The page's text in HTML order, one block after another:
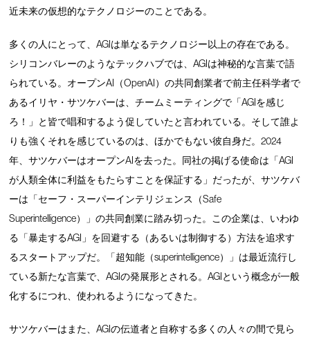
近未来の仮想的なテクノロジーのことである。
多くの人にとって、AGIは単なるテクノロジー以上の存在である。
シリコンバレーのようなテックハブでは、AGIは神秘的な言葉で語
られている。オープンAI（OpenAI）の共同創業者で前主任科学者で
あるイリヤ・サツケバーは、チームミーティングで「AGIを感じ
ろ！」と皆で唱和するよう促していたと言われている。そして誰よ
りも強くそれを感じているのは、ほかでもない彼自身だ。2024
年、サツケバーはオープンAIを去った。同社の掲げる使命は「AGI
が人類全体に利益をもたらすことを保証する」だったが、サツケバ
ーは「セーフ・スーパーインテリジェンス（Safe
Superintelligence）」の共同創業に踏み切った。この企業は、いわゆ
る「暴走するAGI」を回避する（あるいは制御する）方法を追求す
るスタートアップだ。「超知能（superintelligence）」は最近流行し
ている新たな言葉で、AGIの発展形とされる。AGIという概念が一般
化するにつれ、使われるようになってきた。
サツケバーはまた、AGIの伝道者と自称する多くの人々の間で見ら